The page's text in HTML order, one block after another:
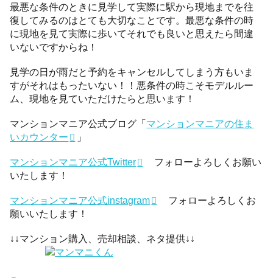
最悪な条件のときに見学して実際に駅から現地までを往
復してみるのはとても大切なことです。最悪な条件の時
に現地を見て実際に歩いてそれでも良いと思えたら間違
いないですからね！
見学の日が雨だと予約をキャンセルしてしまう方もいま
すがそれはもったいない！！悪条件の時こそモデルルー
ム、現地を見ていただけたらと思います！
マンションマニア公式ブログ「マンションマニアの住ま
いカウンター
」
マンションマニア公式Twitter
フォローよろしくお願い
いたします！
マンションマニア公式instagram
フォローよろしくお
願いいたします！
↓↓マンション購入、売却相談、ネタ提供↓↓